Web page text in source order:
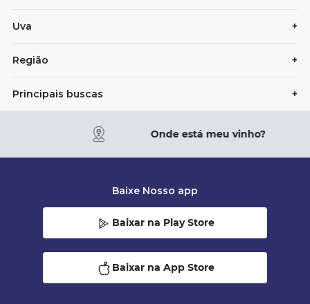
Uva +
Região +
Principais buscas +
Onde está meu vinho?
Baixe Nosso app
Baixar na Play Store
Baixar na App Store